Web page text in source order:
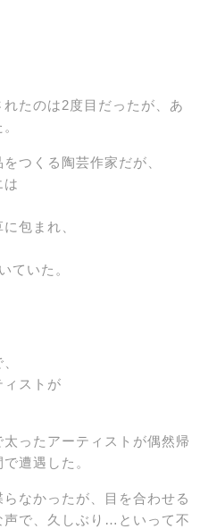
たのは2度目だったが、あ
つくる陶芸作家だが、
は
包まれ、
ていた。
ィストが
ったアーティストが偶然帰
遭遇した。
なかったが、目を合わせる
声で、久しぶり…といって不